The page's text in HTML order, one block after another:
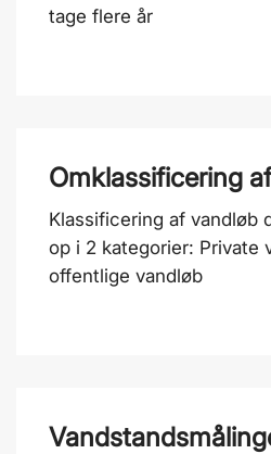
tage flere år
Omklassificering
Klassificering af vandløb
op i 2 kategorier: Private
offentlige vandløb